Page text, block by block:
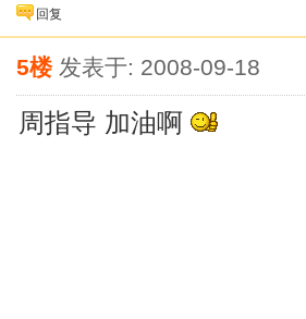
回复
5楼 发表于: 2008-09-18
周指导 加油啊